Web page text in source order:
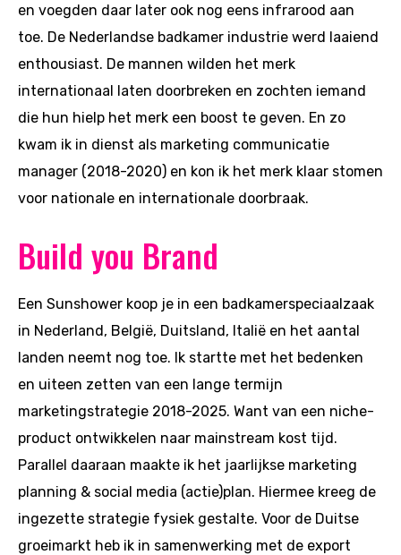
en voegden daar later ook nog eens infrarood aan
toe. De Nederlandse badkamer industrie werd laaiend
enthousiast. De mannen wilden het merk
internationaal laten doorbreken en zochten iemand
die hun hielp het merk een boost te geven. En zo
kwam ik in dienst als marketing communicatie
manager (2018-2020) en kon ik het merk klaar stomen
voor nationale en internationale doorbraak.
Build you Brand
Een Sunshower koop je in een badkamerspeciaalzaak
in Nederland, België, Duitsland, Italië en het aantal
landen neemt nog toe. Ik startte met het bedenken
en uiteen zetten van een lange termijn
marketingstrategie 2018-2025. Want van een niche-
product ontwikkelen naar mainstream kost tijd.
Parallel daaraan maakte ik het jaarlijkse marketing
planning & social media (actie)plan. Hiermee kreeg de
ingezette strategie fysiek gestalte. Voor de Duitse
groeimarkt heb ik in samenwerking met de export